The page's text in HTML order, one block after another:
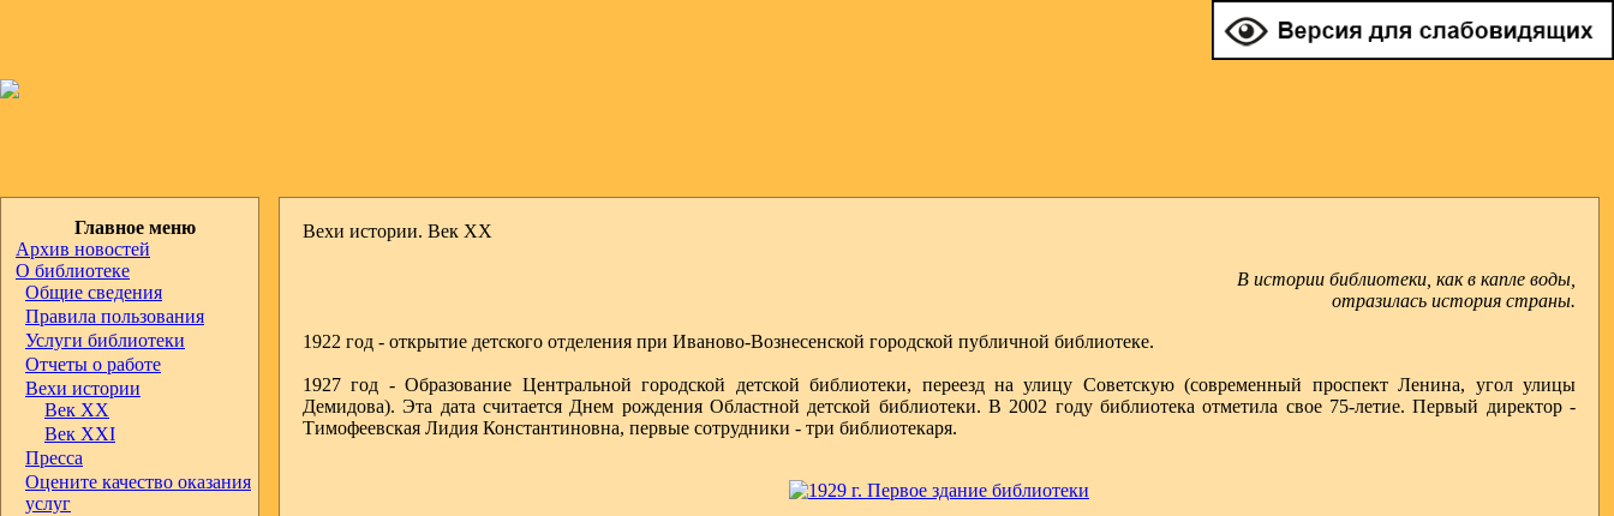
Главное меню
Архив новостей
О библиотеке
Общие сведения
Правила пользования
Услуги библиотеки
Отчеты о работе
Вехи истории
Век ХХ
Век ХХI
Пресса
Оцените качество оказания
услуг
Вехи истории. Век ХХ
В истории библиотеки, как в капле воды,
отразилась история страны.
1922 год - открытие детского отделения при Иваново-Вознесенской городской публичной библиотеке.
1927 год - Образование Центральной городской детской библиотеки, переезд на улицу Советскую (современный проспект Ленина, угол улицы
Демидова). Эта дата считается Днем рождения Областной детской библиотеки. В 2002 году библиотека отметила свое 75-летие. Первый директор -
Тимофеевская Лидия Константиновна, первые сотрудники - три библиотекаря.